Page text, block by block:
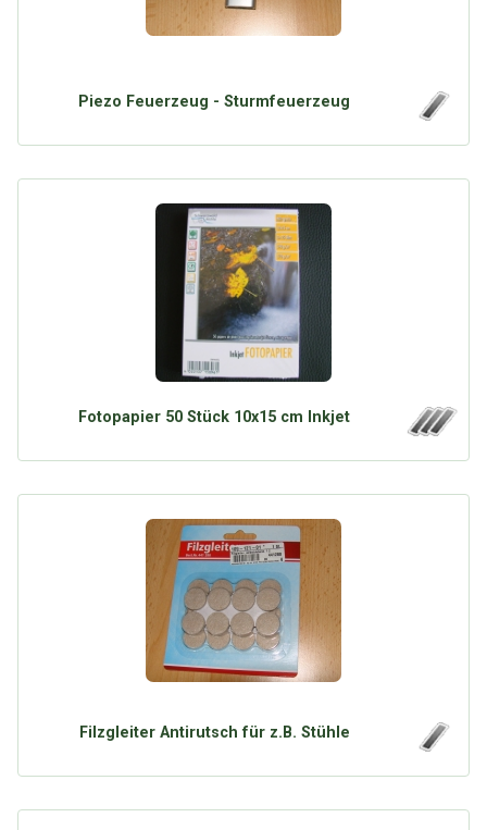
Piezo Feuerzeug - Sturmfeuerzeug
Fotopapier 50 Stück 10x15 cm Inkjet
Filzgleiter Antirutsch für z.B. Stühle